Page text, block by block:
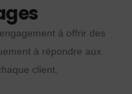
à offrir des
à répondre aux
client.